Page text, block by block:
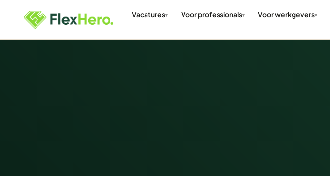
Vacatures Voor professionals Voor werkgevers